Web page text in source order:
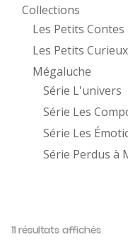
Collections
Les Petits Contes
Les Petits Curieux
Mégaluche
Série L'univers
Série Les
Série Les
Série Perdus à
11 résultats affichésTrié